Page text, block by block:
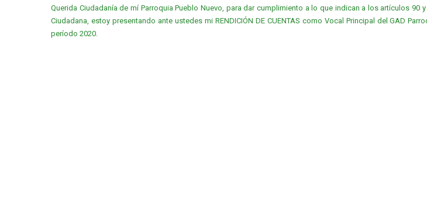
Querida Ciudadanía de mí Parroquia Pueblo Nuevo, para dar cumplimiento a lo que indican a los artículos 90
Ciudadana, estoy presentando ante ustedes mi RENDICIÓN DE CUENTAS como Vocal Principal del GAD
período 2020.